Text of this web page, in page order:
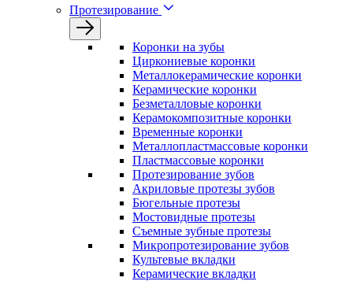
Протезирование
Коронки на зубы
Циркониевые коронки
Металлокерамические коронки
Керамические коронки
Безметалловые коронки
Керамокомпозитные коронки
Временные коронки
Металлопластмассовые коронки
Пластмассовые коронки
Протезирование зубов
Акриловые протезы зубов
Бюгельные протезы
Мостовидные протезы
Съемные зубные протезы
Микропротезирование зубов
Культевые вкладки
Керамические вкладки